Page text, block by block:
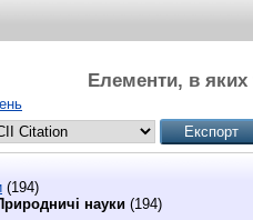
Елементи, в
(194)
науки (194)